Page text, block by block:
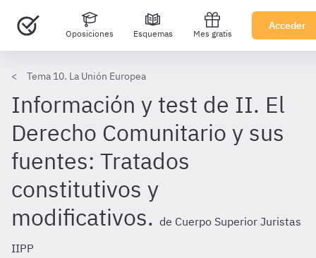
Oposiciones Esquemas Mes gratis
Acceder
Tema 10. La Unión Europea
Información y test de II. El
Derecho Comunitario y sus
fuentes: Tratados
constitutivos y
modificativos. de Cuerpo Superior Juristas
IIPP